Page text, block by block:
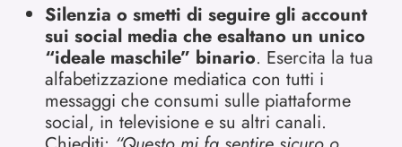
Silenzia o smetti di seguire gli account
sui social media che esaltano un unico
“ideale maschile” binario. Esercita la tua
alfabetizzazione mediatica con tutti i
messaggi che consumi sulle piattaforme
social, in televisione e su altri canali.